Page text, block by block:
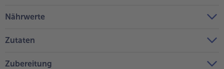
Nährwerte
Zutaten
Zubereitung